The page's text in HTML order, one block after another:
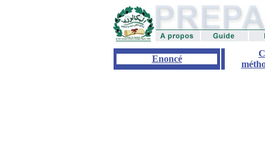
Enoncé